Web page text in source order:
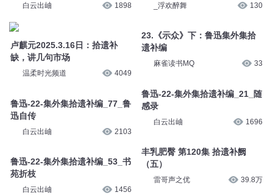
白云出岫 1898
卢麒元2025.3.16日：拾遗补
缺，讲几句市场
温柔时光频道 4049
鲁迅-22-集外集拾遗补编_77_鲁
迅自传
白云出岫 2103
鲁迅-22-集外集拾遗补编_53_书
苑折枝
白云出岫 1456
_浮欢醉舞 130
23.《示众》下：鲁迅集外集拾
遗补编
麻雀读书MQ 33
鲁迅-22-集外集拾遗补编_21_随
感录
白云出岫 1696
丰乳肥臀 第120集 拾遗补阙
（五）
雷哥声之优 39.8万